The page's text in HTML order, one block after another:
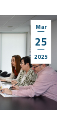
Mar
25
2025